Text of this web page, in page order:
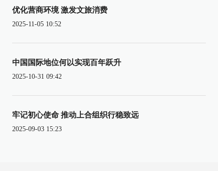
优化营商环境 激发文旅消费
2025-11-05 10:52
中国国际地位何以实现百年跃升
2025-10-31 09:42
牢记初心使命 推动上合组织行稳致远
2025-09-03 15:23